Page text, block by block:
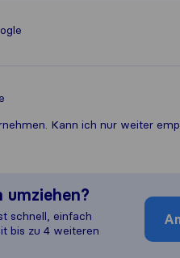
Kann ich nur weiter
umziehen?
schnell, einfach
bis zu 4 weiteren